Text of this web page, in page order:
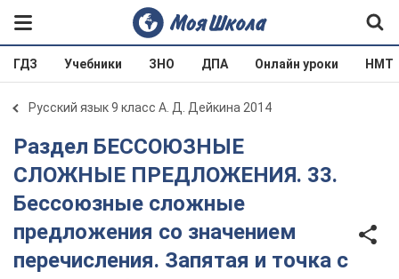
ГДЗ Учебники ЗНО ДПА Онлайн уроки НМТ
Русский язык 9 класс А. Д. Дейкина 2014
Раздел БЕССОЮЗНЫЕ
СЛОЖНЫЕ ПРЕДЛОЖЕНИЯ. 33.
Бессоюзные сложные
предложения со значением
перечисления. Запятая и точка с